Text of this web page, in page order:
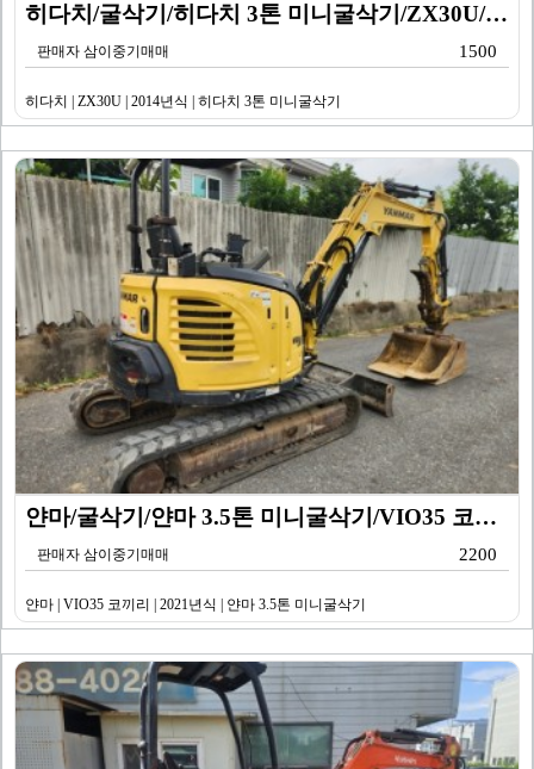
히다치/굴삭기/히다치 3톤 미니굴삭기/ZX30U/201…
판매자 삼이중기매매 1500
히다치 | ZX30U | 2014년식 | 히다치 3톤 미니굴삭기
얀마/굴삭기/얀마 3.5톤 미니굴삭기/VIO35 코끼리…
판매자 삼이중기매매 2200
얀마 | VIO35 코끼리 | 2021년식 | 얀마 3.5톤 미니굴삭기